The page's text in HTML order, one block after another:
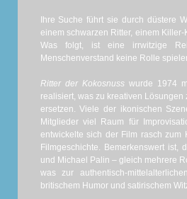
Ihre Suche führt sie durch düstere
einem schwarzen Ritter, einem
Was folgt, ist eine irrwitzige
Menschenverstand keine Rolle
Ritter der Kokosnuss wurde 1974
realisiert, was zu kreativen
ersetzen. Viele der ikonischen
Mitglieder viel Raum für
entwickelte sich der Film rasch
Filmgeschichte. Bemerkenswert
und Michael Palin – gleich mehrere
was zur authentisch-
britischem Humor und satirischem